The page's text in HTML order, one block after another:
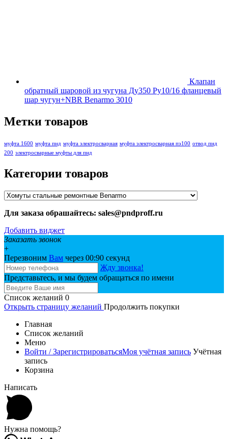
Клапан
обратный шаровой из чугуна Ду350 Ру10/16 фланцевый
шар чугун+NBR Benarmo 3010
Метки товаров
муфта 1600 муфта пнд муфта электросварная муфта электросварная пэ100 отвод пнд
200 электросварные муфты для пнд
Категории товаров
Для заказа обрашайтесь: sales@pndproff.ru
Добавить виджет
Заказать звонок
+
Перезвоним Вам через 00:90 секунд
Жду звонка!
Представьтесь, и мы будем обращаться по имени
Список желаний 0
Открыть страницу желаний Продолжить покупки
Главная
Список желаний
Меню
Войти / ЗарегистрироватьсяМоя учётная запись Учётная
запись
Корзина
Написать
Нужна помощь?